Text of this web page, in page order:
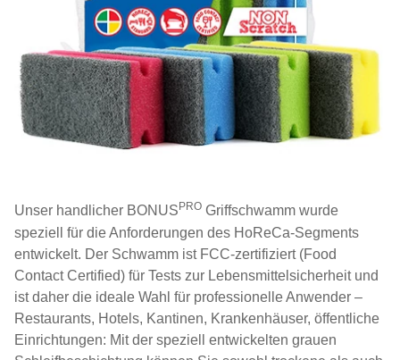
Unser handlicher BONUS PRO Griffschwamm wurde
speziell für die Anforderungen des HoReCa-Segments
entwickelt. Der Schwamm ist FCC-zertifiziert (Food
Contact Certified) für Tests zur Lebensmittelsicherheit und
ist daher die ideale Wahl für professionelle Anwender –
Restaurants, Hotels, Kantinen, Krankenhäuser, öffentliche
Einrichtungen: Mit der speziell entwickelten grauen